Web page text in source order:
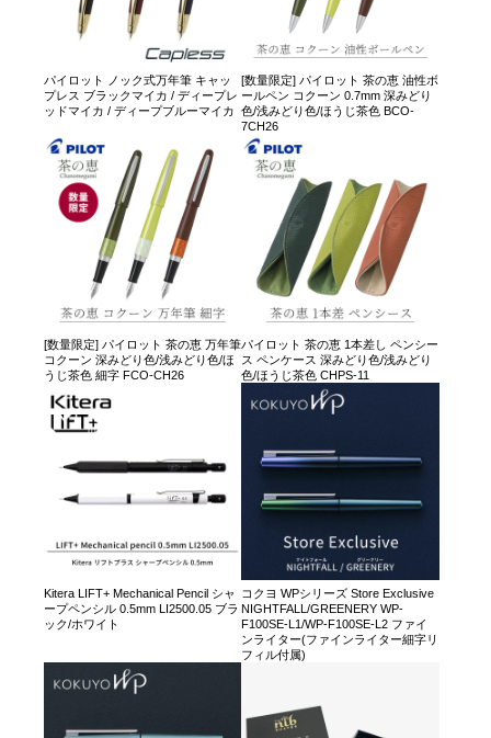
パイロット ノック式万年筆 キャッ
プレス ブラックマイカ / ディープレ
ッドマイカ / ディープブルーマイカ
[数量限定] パイロット 茶の恵 油性ボ
ールペン コクーン 0.7mm 深みどり
色/浅みどり色/ほうじ茶色 BCO-
7CH26
[数量限定] パイロット 茶の恵 万年筆
コクーン 深みどり色/浅みどり色/ほ
うじ茶色 細字 FCO-CH26
パイロット 茶の恵 1本差し ペンシー
ス ペンケース 深みどり色/浅みどり
色/ほうじ茶色 CHPS-11
Kitera LIFT+ Mechanical Pencil シャ
ープペンシル 0.5mm LI2500.05 ブラ
ック/ホワイト
コクヨ WPシリーズ Store Exclusive
NIGHTFALL/GREENERY WP-
F100SE-L1/WP-F100SE-L2 ファイ
ンライター(ファインライター細字リ
フィル付属)